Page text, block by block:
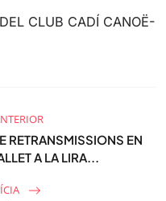
CLUB CADÍ CANOË-
RETRANSMISSIONS EN
A LA LIRA...